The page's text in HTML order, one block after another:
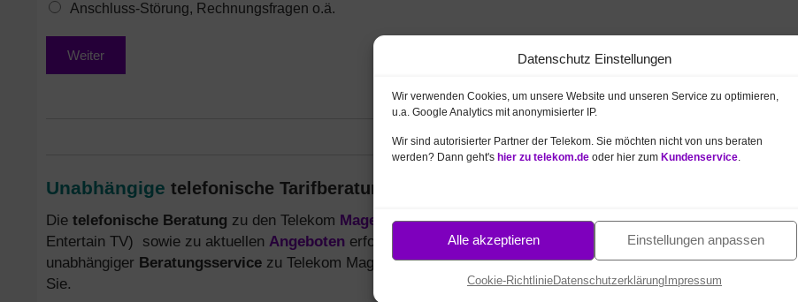
Datenschutz Einstellungen
Wir verwenden Cookies, um unsere Website und unseren Service zu optimieren,
u.a. Google Analytics mit anonymisierter IP.
Wir sind autorisierter Partner der Telekom. Sie möchten nicht von uns beraten
werden? Dann geht's hier zu telekom.de oder hier zum Kundenservice
Alle akzeptieren Einstellungen anpassen
Cookie-RichtlinieDatenschutzerklärungImpressum
Anschluss-Störung, Rechnungsfragen o.ä.
Weiter
Unabhängige telefonische Tarifberatung zu Telekom MagentaTV
Die telefonische Beratung zu den Telekom MagentaZuhause Tarifenmit MagentaTV Anschluss (Fernsehen /
Entertain TV) sowie zu aktuellen Angeboten erfolgt durch uns alsautorisierten Telekom Partner. Unser
unabhängiger Beratungsservice zu Telekom MagentaTV / Entertain am Telefon ist kostenfrei und unverbindlich für
Sie.